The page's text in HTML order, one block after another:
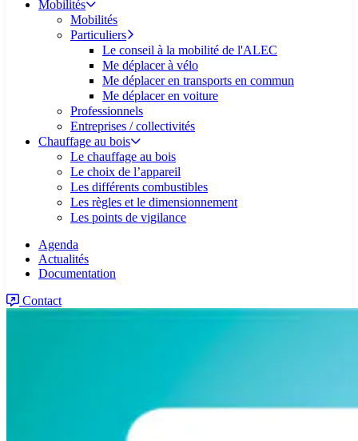
Mobilités
Mobilités
Particuliers
Le conseil à la mobilité de l'ALEC
Me déplacer à vélo
Me déplacer en transports en commun
Me déplacer en voiture
Professionnels
Entreprises / collectivités
Chauffage au bois
Le chauffage au bois
Le choix de l’appareil
Les différents combustibles
Les règles et le dimensionnement
Les points de vigilance
Agenda
Actualités
Documentation
Contact